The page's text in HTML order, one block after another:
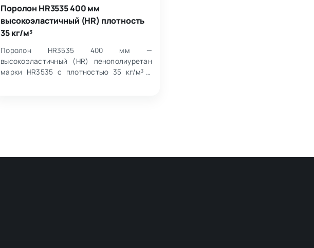
Поролон HR3535 400 мм
высокоэластичный (HR) плотность
35 кг/м³
Поролон HR3535 400 мм —
высокоэластичный (HR) пенополиуретан
марки HR3535 с плотностью 35 кг/м³ и